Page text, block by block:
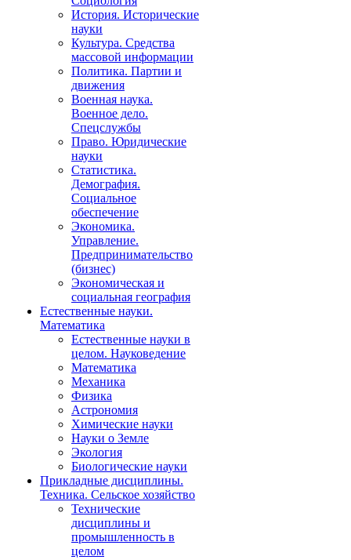
История. Исторические
науки
Культура. Средства
массовой информации
Политика. Партии и
движения
Военная наука.
Военное дело.
Спецслужбы
Право. Юридические
науки
Статистика.
Демография.
Социальное
обеспечение
Экономика.
Управление.
Предпринимательство
(бизнес)
Экономическая и
социальная география
Естественные науки.
Математика
Естественные науки в
целом. Науковедение
Математика
Механика
Физика
Астрономия
Химические науки
Науки о Земле
Экология
Биологические науки
Прикладные дисциплины.
Техника. Сельское хозяйство
Технические
дисциплины и
промышленность в
целом